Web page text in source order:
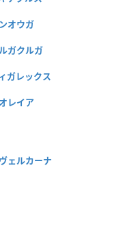
オウガ
ガクルガ
ガレックス
レイア
ェルカーナ